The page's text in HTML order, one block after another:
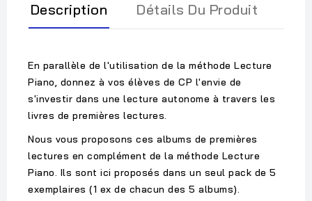
Description Détails Du Produit
En parallèle de l'utilisation de la méthode Lecture
Piano, donnez à vos élèves de CP l'envie de
s'investir dans une lecture autonome à travers les
livres de premières lectures.
Nous vous proposons ces albums de premières
lectures en complément de la méthode Lecture
Piano. Ils sont ici proposés dans un seul pack de 5
exemplaires (1 ex de chacun des 5 albums).